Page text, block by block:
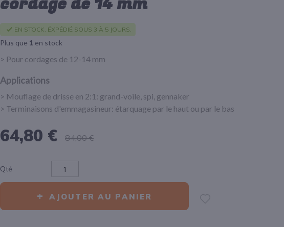
EN STOCK. ÉXPÉDIÉ SOUS 3 À 5 JOURS.
Plus que 1 en stock
> Pour cordages de 12-14 mm
Applications
> Mouflage de drisse en 2:1: grand-voile, spi, gennaker
> Terminaisons d'emmagasineur: étarquage par le haut ou par le bas
64,80 € 84,00 €
Qté
AJOUTER AU PANIER